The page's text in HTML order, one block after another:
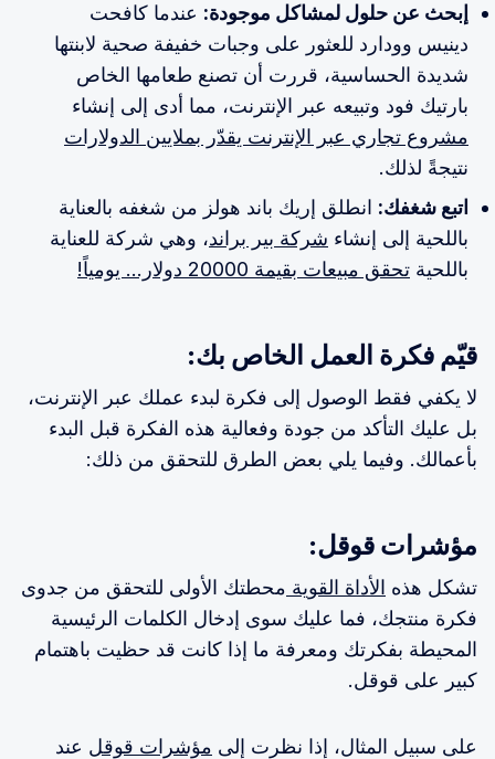
إبحث عن حلول لمشاكل موجودة: عندما كافحت
دينيس وودارد للعثور على وجبات خفيفة صحية لابنتها
شديدة الحساسية، قررت أن تصنع طعامها الخاص
بارتيك فود وتبيعه عبر الإنترنت، مما أدى إلى إنشاء
مشروع تجاري عبر الإنترنت يقدّر بملايين الدولارات
نتيجةً لذلك.
اتبع شغفك: انطلق إريك باند هولز من شغفه بالعناية
باللحية إلى إنشاء شركة بير براند، وهي شركة للعناية
باللحية تحقق مبيعات بقيمة 20000 دولار... يومياً!
قيّم فكرة العمل الخاص بك:
لا يكفي فقط الوصول إلى فكرة لبدء عملك عبر الإنترنت،
بل عليك التأكد من جودة وفعالية هذه الفكرة قبل البدء
بأعمالك. وفيما يلي بعض الطرق للتحقق من ذلك:
مؤشرات قوقل:
تشكل هذه الأداة القوية محطتك الأولى للتحقق من جدوى
فكرة منتجك، فما عليك سوى إدخال الكلمات الرئيسية
المحيطة بفكرتك ومعرفة ما إذا كانت قد حظيت باهتمام
كبير على قوقل.
على سبيل المثال، إذا نظرت إلى مؤشرات قوقل عند